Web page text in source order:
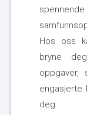
Hos oss
bryne
oppgaver,
engasjerte
deg: